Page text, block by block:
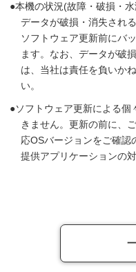
本機の状況(故障・破損・
データが破損・消失され
ソフトウェア更新前にバ
ます。なお、データが破
は、当社は責任を負いか
い。
ソフトウェア更新による
きません。更新の前に、
応OSバージョンをご確認
提供アプリケーションの